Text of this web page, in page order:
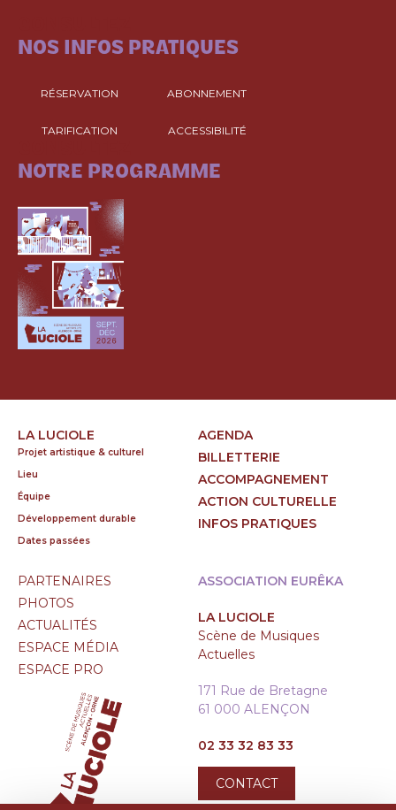
NOS INFOS PRATIQUES
RÉSERVATION ABONNEMENT
TARIFICATION ACCESSIBILITÉ
NOTRE PROGRAMME
LA LUCIOLE
Projet artistique & culturel
Lieu
Équipe
Développement durable
Dates passées
AGENDA
BILLETTERIE
ACCOMPAGNEMENT
ACTION CULTURELLE
INFOS PRATIQUES
PARTENAIRES
PHOTOS
ACTUALITÉS
ESPACE MÉDIA
ESPACE PRO
ASSOCIATION EURÊKA
LA LUCIOLE
Scène de Musiques
Actuelles
171 Rue de Bretagne
61 000 ALENÇON
02 33 32 83 33
CONTACT